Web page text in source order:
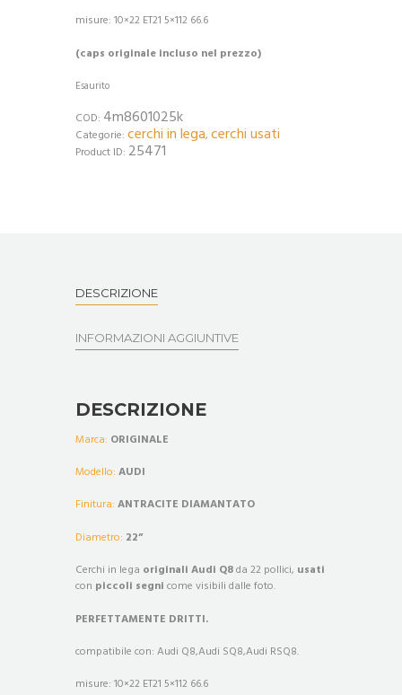
misure: 10×22 ET21 5×112 66.6
(caps originale incluso nel prezzo)
Esaurito
COD: 4m8601025k
Categorie: cerchi in lega, cerchi usati
Product ID: 25471
DESCRIZIONE
INFORMAZIONI AGGIUNTIVE
DESCRIZIONE
Marca: ORIGINALE
Modello: AUDI
Finitura: ANTRACITE DIAMANTATO
Diametro: 22”
Cerchi in lega originali Audi Q8da 22 pollici, usati
con piccoli segni come visibili dalle foto.
PERFETTAMENTE DRITTI.
compatibile con: Audi Q8,Audi SQ8,Audi RSQ8.
misure: 10×22 ET21 5×112 66.6